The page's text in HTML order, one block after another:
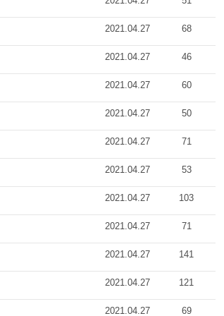
2021.04.27 68
2021.04.27 46
2021.04.27 60
2021.04.27 50
2021.04.27 71
2021.04.27 53
2021.04.27 103
2021.04.27 71
2021.04.27 141
2021.04.27 121
2021.04.27 69